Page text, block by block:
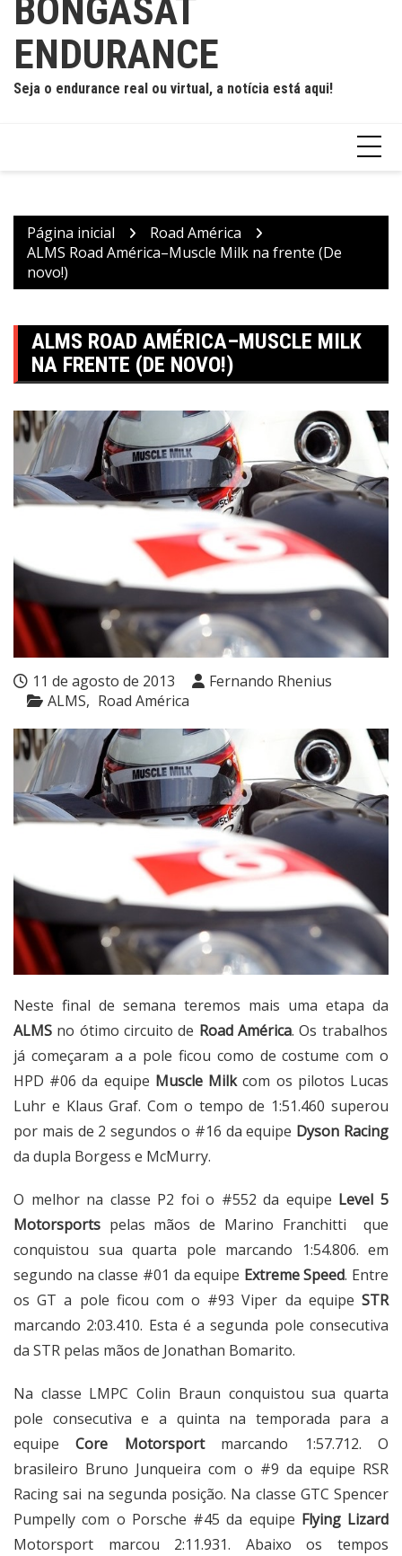
BONGASAT
ENDURANCE
Seja o endurance real ou virtual, a notícia está aqui!
Página inicial
Road América
ALMS Road América–Muscle Milk na frente (De
novo!)
ALMS ROAD AMÉRICA–MUSCLE MILK
NA FRENTE (DE NOVO!)
11 de agosto de 2013
Fernando Rhenius
ALMS
Road América
Neste final de semana teremos mais uma etapa da
ALMS no ótimo circuito de Road América. Os trabalhos
já começaram a a pole ficou como de costume com o
HPD #06 da equipe Muscle Milkcom os pilotos Lucas
Luhr e Klaus Graf. Com o tempo de 1:51.460 superou
por mais de 2 segundos o #16 da equipe Dyson Racing
da dupla Borgess e McMurry.
O melhor na classe P2 foi o #552 da equipe Level 5
Motorsports pelas mãos de Marino Franchitti que
conquistou sua quarta pole marcando 1:54.806. em
segundo na classe #01 da equipe Extreme Speed. Entre
os GT a pole ficou com o #93 Viper da equipe STR
marcando 2:03.410. Esta é a segunda pole consecutiva
da STR pelas mãos de Jonathan Bomarito.
Na classe LMPC Colin Braun conquistou sua quarta
pole consecutiva e a quinta na temporada para a
equipeCore Motorsportmarcando 1:57.712. O
brasileiro Bruno Junqueira com o #9 da equipe RSR
Racing sai na segunda posição. Na classe GTC Spencer
Pumpelly com o Porsche #45 da equipe Flying Lizard
Motorsport marcou 2:11.931. Abaixo os tempos